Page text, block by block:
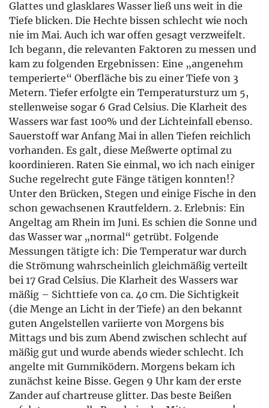
Glattes und glasklares Wasser ließ uns weit in die
Tiefe blicken. Die Hechte bissen schlecht wie noch
nie im Mai. Auch ich war offen gesagt verzweifelt.
Ich begann, die relevanten Faktoren zu messen und
kam zu folgenden Ergebnissen: Eine „angenehm
temperierte“ Oberfläche bis zu einer Tiefe von 3
Metern. Tiefer erfolgte ein Temperatursturz um 5,
stellenweise sogar 6 Grad Celsius. Die Klarheit des
Wassers war fast 100% und der Lichteinfall ebenso.
Sauerstoff war Anfang Mai in allen Tiefen reichlich
vorhanden. Es galt, diese Meßwerte optimal zu
koordinieren. Raten Sie einmal, wo ich nach einiger
Suche regelrecht gute Fänge tätigen konnten!?
Unter den Brücken, Stegen und einige Fische in den
schon gewachsenen Krautfeldern. 2. Erlebnis: Ein
Angeltag am Rhein im Juni. Es schien die Sonne und
das Wasser war „normal“ getrübt. Folgende
Messungen tätigte ich: Die Temperatur war durch
die Strömung wahrscheinlich gleichmäßig verteilt
bei 17 Grad Celsius. Die Klarheit des Wassers war
mäßig – Sichttiefe von ca. 40 cm. Die Sichtigkeit
(die Menge an Licht in der Tiefe) an den bekannt
guten Angelstellen variierte von Morgens bis
Mittags und bis zum Abend zwischen schlecht auf
mäßig gut und wurde abends wieder schlecht. Ich
angelte mit Gummiködern. Morgens bekam ich
zunächst keine Bisse. Gegen 9 Uhr kam der erste
Zander auf chartreuse glitter. Das beste Beißen